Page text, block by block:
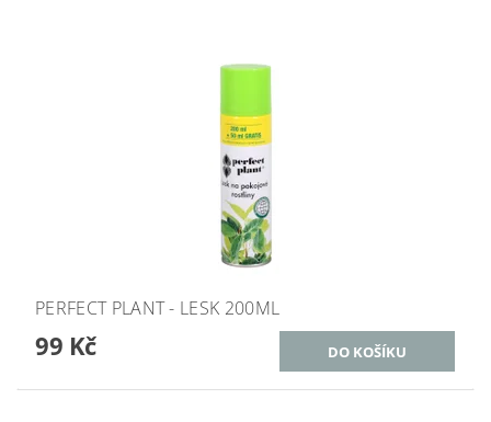
PERFECT PLANT - LESK 200ML
99 Kč